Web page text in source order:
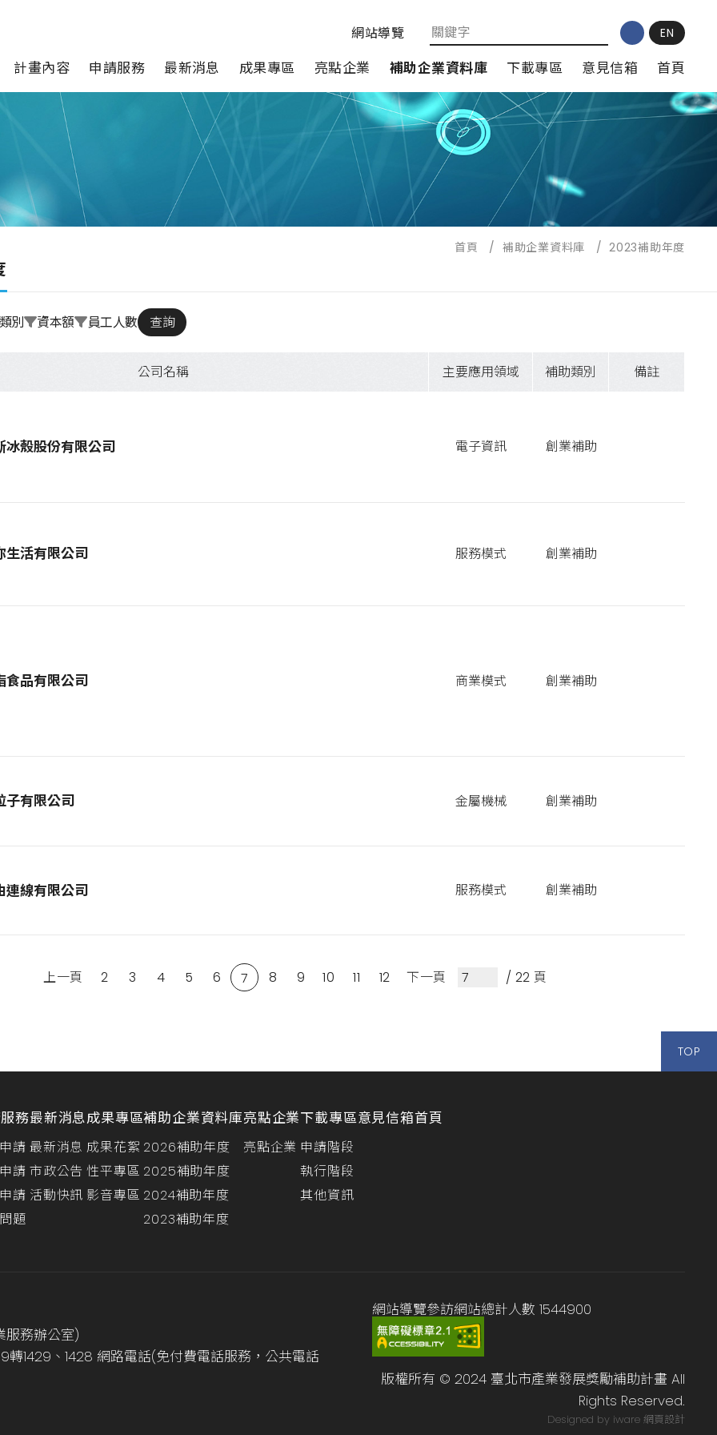
網站導覽 EN
計畫內容 申請服務 最新消息 成果專區 亮點企業 補助企業資料庫 下載專區 意見信箱 首頁
首頁 / 補助企業資料庫 / 2023補助年度
別 資本額 員工人數 查詢
公司名稱 主要應用領域 補助類別 備註
冰殼股份有限公司 電子資訊 創業補助
生活有限公司 服務模式 創業補助
食品有限公司 商業模式 創業補助
子有限公司 金屬機械 創業補助
連線有限公司 服務模式 創業補助
上一頁 2 3 4 5 6 7 8 9 10 11 12 下一頁 / 22 頁
TOP
務
請
請
請
題
最新消息
最新消息
市政公告
活動快訊
成果專區
成果花絮
性平專區
影音專區
補助企業資料庫
2026補助年度
2025補助年度
2024補助年度
2023補助年度
亮點企業
亮點企業
下載專區
申請階段
執行階段
其他資訊
意見信箱首頁
服務辦公室)
1429、1428 網路電話(免付費電話服務，公共電話
網站導覽參訪網站總計人數 1544900
版權所有 © 2024 臺北市產業發展獎勵補助計畫 All
Rights Reserved.
Designed by iware 網頁設計